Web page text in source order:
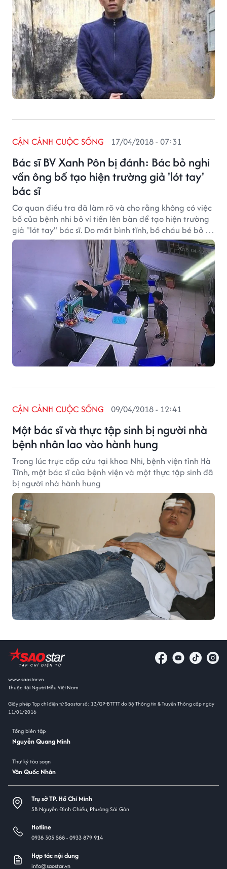
Bác sĩ BV Xanh Pôn bị đánh: Bác bỏ nghi
vấn ông bố tạo hiện trường giả 'lót tay'
bác sĩ
CẬN CẢNH CUỘC SỐNG 17/04/2018 - 07:31
Cơ quan điều tra đã làm rõ và cho rằng không có việc
bố của bệnh nhi bỏ ví tiền lên bàn để tạo hiện trường
giả "lót tay" bác sĩ. Do mất bình tĩnh, bố cháu bé bỏ ví
xuống để chứng minh có tiền, có thể trả viện phí.
Một bác sĩ và thực tập sinh bị người nhà
bệnh nhân lao vào hành hung
CẬN CẢNH CUỘC SỐNG 09/04/2018 - 12:41
Trong lúc trực cấp cứu tại khoa Nhi, bệnh viện tỉnh Hà
Tĩnh, một bác sĩ của bệnh viện và một thực tập sinh đã
bị người nhà hành hung
www.saostar.vn
Thuộc Hội Người Mẫu Việt Nam
Giấy phép Tạp chí điện tử Saostar số: 13/GP-BTTTT do Bộ Thông tin & Truyền Thông cấp ngày
11/01/2016
Tổng biên tập
Nguyễn Quang Minh
Thư ký tòa soạn
Văn Quốc Nhân
Trụ sở TP. Hồ Chí Minh
5B Nguyễn Đình Chiểu, Phường Sài Gòn
Hotline
0938 305 588 -0933 879 914
Hợp tác nội dung
info@saostar.vn